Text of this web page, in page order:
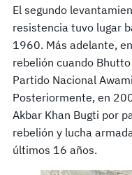
El segundo
resistencia tuvo lugar
1960. Más adelante,
rebelión cuando
Partido Nacional
Posteriormente, en
Akbar Khan Bugti por
rebelión y lucha
últimos 16 años.